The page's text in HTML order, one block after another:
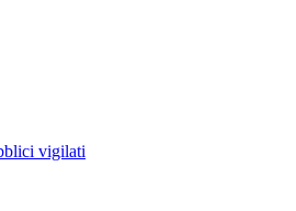
vigilati